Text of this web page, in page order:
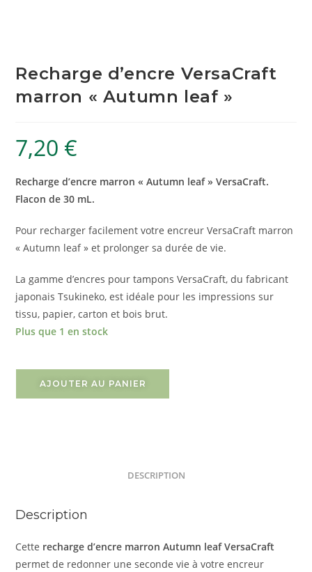
Recharge d’encre VersaCraft
marron « Autumn leaf »
7,20 €
Recharge d’encre marron « Autumn leaf » VersaCraft.
Flacon de 30 mL.
Pour recharger facilement votre encreur VersaCraft marron
« Autumn leaf » et prolonger sa durée de vie.
La gamme d’encres pour tampons VersaCraft, du fabricant
japonais Tsukineko, est idéale pour les impressions sur
tissu, papier, carton et bois brut.
Plus que 1 en stock
AJOUTER AU PANIER
DESCRIPTION
Description
Cette recharge d’encre marron Autumn leaf VersaCraft
permet de redonner une seconde vie à votre encreur